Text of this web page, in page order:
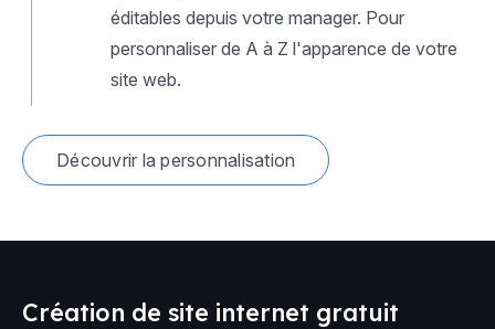
éditables depuis votre manager. Pour
personnaliser de A à Z l'apparence de votre
site web.
Découvrir la personnalisation
Création de site internet gratuit